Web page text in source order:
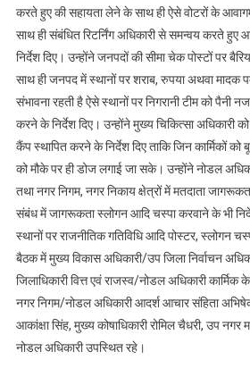
करते हुए की सहायता लेने के साथ ही ऐसे वोटरों के
साथ ही संबंधित रिटर्निंग अधिकारी से समन्वय करते हुए
निर्देश दिए। उन्होंने जनपदों की सीमा चेक पोस्टों पर
साथ ही जनपद में स्थानों पर शराब, रुपया अथवा मादक
संभावना रहती है ऐसे स्थानों पर निगरानी टीम को पैनी
करने के निर्देश दिए। उन्होंने मुख्य चिकित्सा अधिकारी
कैंप स्थापित करने के निर्देश दिए ताकि जिन कार्मिकों
को मौके पर ही डोज लगाई जा सके। उन्होंने नोडल
तथा नगर निगम, नगर निकाय क्षेत्रों में मतदाता
संबंध में जागरूकता स्लोगन आदि चस्पा करवाने के भी
स्थानों पर राजनीतिक गतिविधि आदि पोस्टर, स्लोगन
बैठक में मुख्य विकास अधिकारी/उप जिला निर्वाचन
जिलाधिकारी वित्त एवं राजस्व/नोडल अधिकारी
नगर निगम/नोडल अधिकारी आदर्श आचार संहिता
आकांक्षा सिंह, मुख्य कोषाधिकारी रोमिल चैधरी, उप नगर
नोडल अधिकारी उपस्थित रहे।